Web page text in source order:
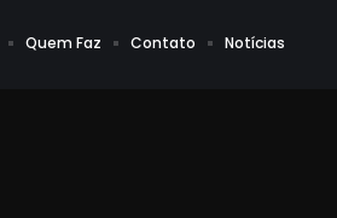
Quem Faz Contato Notícias